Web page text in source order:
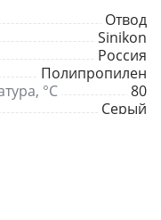
Отвод
Sinikon
Россия
Полипропилен
°С
80
Серый